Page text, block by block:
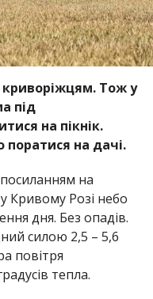
Тож у
під
на пікнік.
на дачі.
на
Кривому Розі небо
дня. Без опадів.
силою 2,5 – 5,6
повітря
тепла.